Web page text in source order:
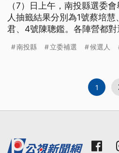
（7）日上午，南投縣選委
人抽籤結果分別為1號蔡培
君、4號陳聰鑑。各陣營都
南投縣 立委補選 候選人
1